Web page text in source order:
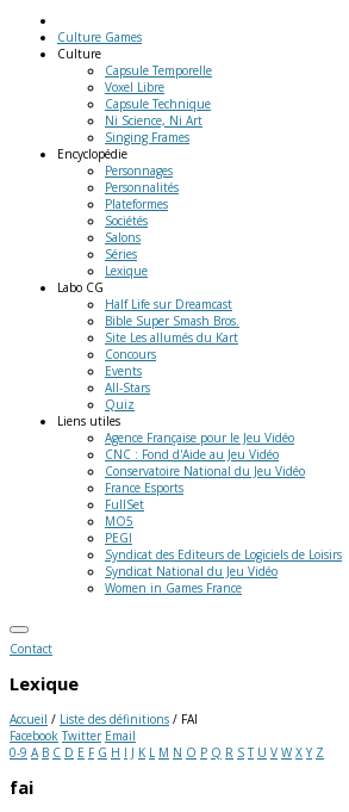
Culture Games
Culture
Capsule Temporelle
Voxel Libre
Capsule Technique
Ni Science, Ni Art
Singing Frames
Encyclopédie
Personnages
Personnalités
Plateformes
Sociétés
Salons
Séries
Lexique
Labo CG
Half Life sur Dreamcast
Bible Super Smash Bros.
Site Les allumés du Kart
Concours
Events
All-Stars
Quiz
Liens utiles
Agence Française pour le Jeu Vidéo
CNC : Fond d'Aide au Jeu Vidéo
Conservatoire National du Jeu Vidéo
France Esports
FullSet
MO5
PEGI
Syndicat des Editeurs de Logiciels de Loisirs
Syndicat National du Jeu Vidéo
Women in Games France
Contact
Lexique
Accueil / Liste des définitions / FAI
Facebook Twitter Email
0-9 A B C D E F G H I J K L M N O P Q R S T U V W X Y Z
fai